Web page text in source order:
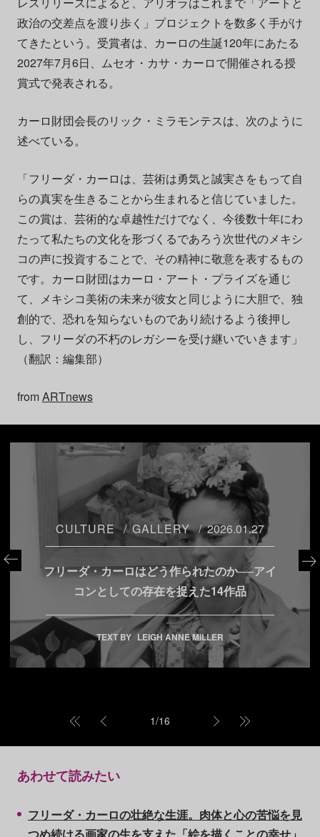
政治の交差点を渡り歩く」プロジェクトを数多く手がけ
てきたという。受賞者は、カーロの生誕120年にあたる
2027年7月6日、ムセオ・カサ・カーロで開催される授
賞式で発表される。
カーロ財団会長のリック・ミラモンテスは、次のように
述べている。
「フリーダ・カーロは、芸術は勇気と誠実さをもって自
らの真実を生きることから生まれると信じていました。
この賞は、芸術的な卓越性だけでなく、今後数十年にわ
たって私たちの文化を形づくるであろう次世代のメキシ
コの声に投資することで、その精神に敬意を表するもの
です。カーロ財団はカーロ・アート・プライズを通じ
て、メキシコ美術の未来が彼女と同じように大胆で、独
創的で、恐れを知らないものであり続けるよう後押し
し、フリーダの不朽のレガシーを受け継いでいきます」
（翻訳：編集部）
fromARTnews
CULTURE GALLERY 2026.01.27
フリーダ・カーロはどう作られたのか──アイ
コンとしての存在を捉えた14作品
TEXT BY LEIGH ANNE MILLER
1/16
あわせて読みたい
フリーダ・カーロの壮絶な生涯。肉体と心の苦悩を見
つめ続ける画家の生を支えた「絵を描くことの幸せ」